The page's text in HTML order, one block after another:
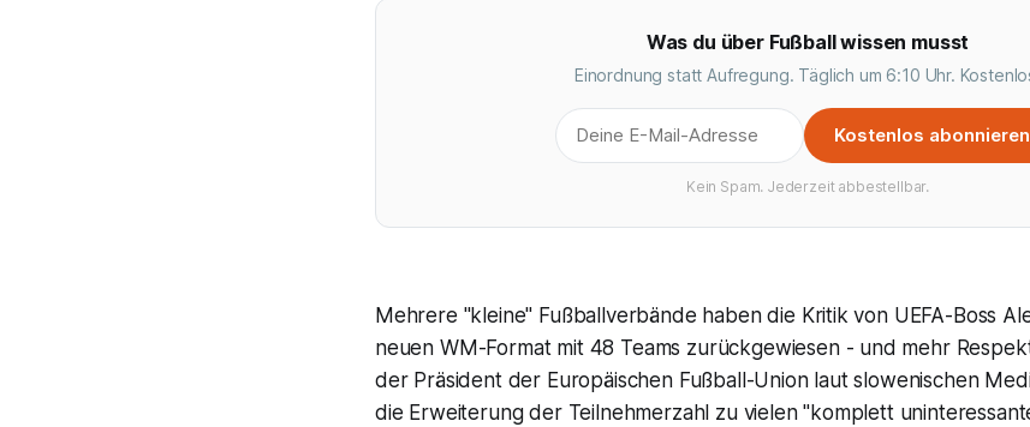
Was du über Fußball wissen musst
Einordnung statt Aufregung. Täglich um 6:10 Uhr.
Kostenlos abonnieren
Kein Spam. Jederzeit abbestellbar.
Mehrere "kleine" Fußballverbände haben die Kritik von UEFA-Boss
neuen WM-Format mit 48 Teams zurückgewiesen - und mehr
der Präsident der Europäischen Fußball-Union laut slowenischen
die Erweiterung der Teilnehmerzahl zu vielen "komplett